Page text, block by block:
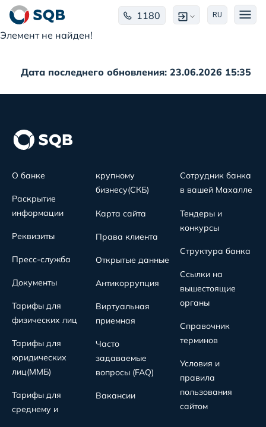
1180 RU
Элемент не найден!
Дата последнего обновления: 23.06.2026 15:35
О банке
Раскрытие
информации
Реквизиты
Пресс-служба
Документы
Тарифы для
физических лиц
Тарифы для
юридических
лиц(MMБ)
Тарифы для
среднему и
крупному
бизнесу(СКБ)
Карта сайта
Права клиента
Открытые данные
Антикоррупция
Виртуальная
приемная
Часто
задаваемые
вопросы (FAQ)
Вакансии
Сотрудник банка
в вашей Махалле
Тендеры и
конкурсы
Структура банка
Ссылки на
вышестоящие
органы
Справочник
терминов
Условия и
правила
пользования
сайтом